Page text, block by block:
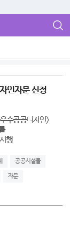
인자문 신청
수공공디자인>
행
공공시설물
자문